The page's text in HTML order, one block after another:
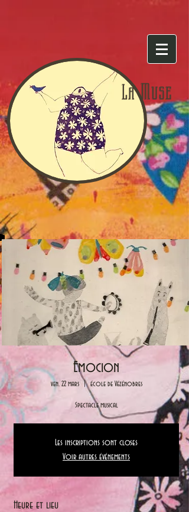
LaMuse
Emocion
ven. 22 mars
  |
école de Vézénobres
Spectacle musical
Les inscriptions sont closes
Voir autres événements
Heure et lieu